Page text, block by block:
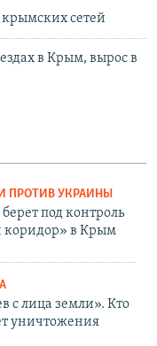
сетей
в Крым, вырос в
ПРОТИВ УКРАИНЫ
под контроль
коридор» в Крым
с лица земли». Кто
уничтожения